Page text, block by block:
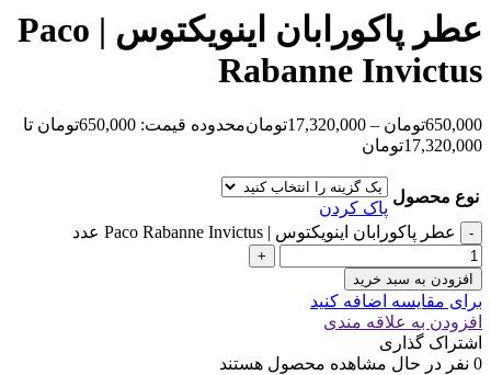
عطر پاکورابان اینویکتوس | Paco
Rabanne Invictus
650,000تومان –
17,320,000تومان
محدوده قیمت: 650,000تومان تا
17,320,000تومان
نوع محصول
پاک کردن
عطر پاکورابان اینویکتوس | Paco Rabanne Invictus عدد
افزودن به سبد خرید
برای مقایسه اضافه کنید
افزودن به علاقه مندی
اشتراک گذاری
0 نفر در حال مشاهده محصول هستند